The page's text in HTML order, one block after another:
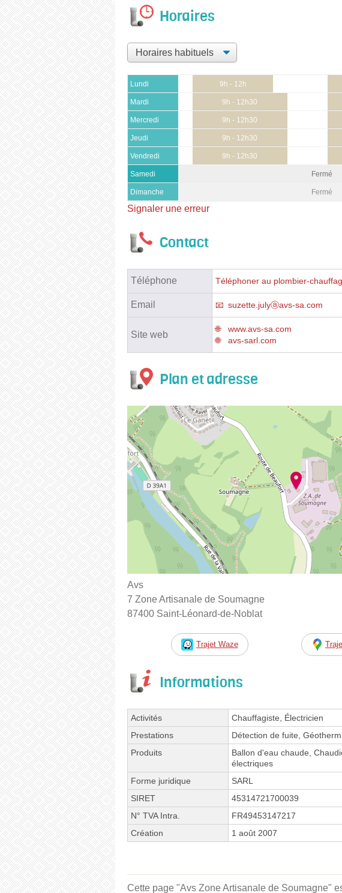
Horaires
Lundi 9h - 12h
Mardi 9h - 12h30
Mercredi 9h - 12h30
Jeudi 9h - 12h30
Vendredi 9h - 12h30
Samedi Fermé
Dimanche Fermé
Signaler une erreur
Contact
Téléphone Téléphoner au plombier-
Email suzette.julyⓐavs-sa.com
Site web
www.avs-sa.com
avs-sarl.com
Plan et adresse
Avs
7 Zone Artisanale de Soumagne
87400 Saint-Léonard-de-Noblat
Trajet Waze
Informations
Activités
Chauffagiste, Électricien
Prestations
Détection de fuite,
Produits
Ballon d'eau chaude,
électriques
Forme juridique
SARL
SIRET
45314721700039
N° TVA Intra.
FR49453147217
Création
1 août 2007
Cette page "Avs Zone Artisanale de Soumagne"